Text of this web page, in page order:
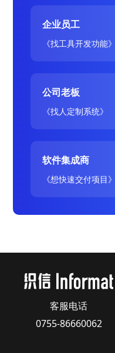
企业员工
《找工具开发功能》
公司老板
《找人定制系统》
软件集成商
《想快速交付项目》
客服电话
0755-86660062